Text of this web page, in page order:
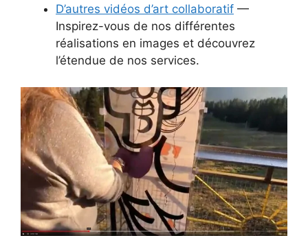
D’autres vidéos d’art collaboratif —
Inspirez-vous de nos différentes
réalisations en images et découvrez
l’étendue de nos services.